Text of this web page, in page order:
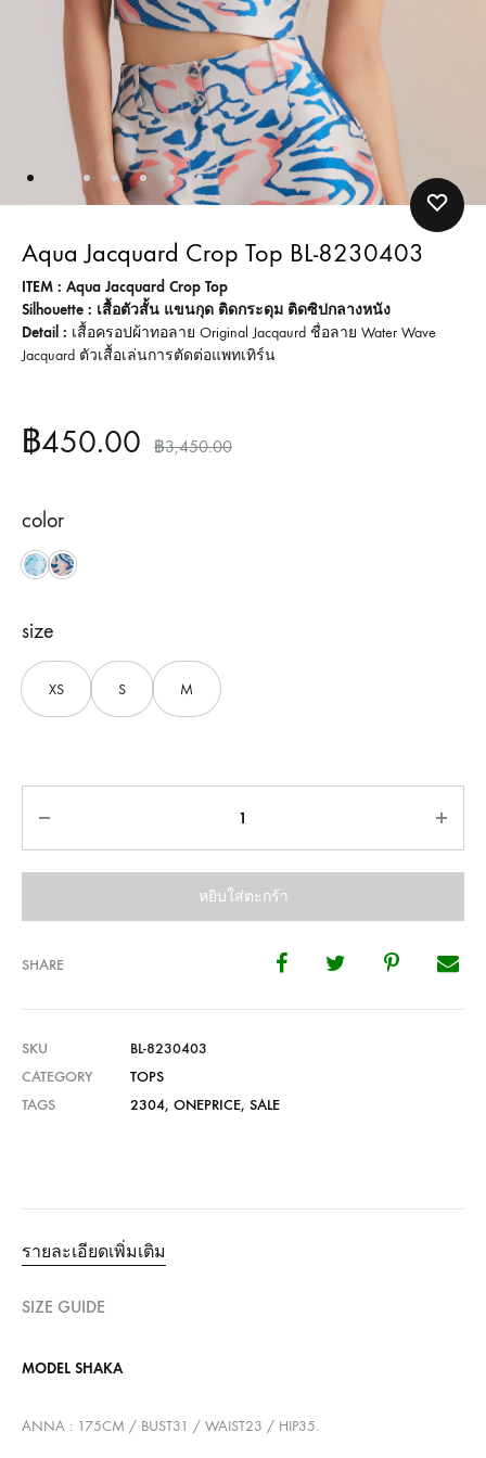
Aqua Jacquard Crop Top BL-8230403
ITEM : Aqua Jacquard Crop Top
Silhouette : เสื้อตัวสั้น แขนกุด ติดกระดุม ติดซิปกลางหนัง
Detail : เสื้อครอปผ้าทอลาย Original Jacqaurd ชื่อลาย Water Wave
Jacquard ตัวเสื้อเล่นการตัดต่อแพทเทิร์น
฿450.00 ฿3,450.00
color
BlueBeige
size
XS S M
หยิบใส่ตะกร้า
SHARE
SKU
BL-8230403
CATEGORY
TOPS
TAGS
2304, ONEPRICE, SALE
รายละเอียดเพิ่มเติม
SIZE GUIDE
MODEL SHAKA
ANNA : 175CM / BUST31 / WAIST23 / HIP35.